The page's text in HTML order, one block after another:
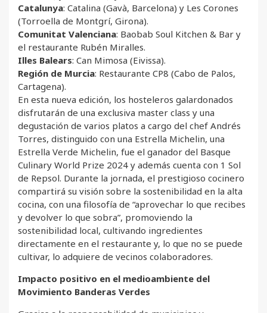
Catalunya: Catalina (Gavà, Barcelona) y Les Corones
(Torroella de Montgrí, Girona).
Comunitat Valenciana: Baobab Soul Kitchen & Bar y
el restaurante Rubén Miralles.
Illes Balears: Can Mimosa (Eivissa).
Región de Murcia: Restaurante CP8 (Cabo de Palos,
Cartagena).
En esta nueva edición, los hosteleros galardonados
disfrutarán de una exclusiva master class y una
degustación de varios platos a cargo del chef Andrés
Torres, distinguido con una Estrella Michelin, una
Estrella Verde Michelin, fue el ganador del Basque
Culinary World Prize 2024 y además cuenta con 1 Sol
de Repsol. Durante la jornada, el prestigioso cocinero
compartirá su visión sobre la sostenibilidad en la alta
cocina, con una filosofía de “aprovechar lo que recibes
y devolver lo que sobra”, promoviendo la
sostenibilidad local, cultivando ingredientes
directamente en el restaurante y, lo que no se puede
cultivar, lo adquiere de vecinos colaboradores.
Impacto positivo en el medioambiente del
Movimiento Banderas Verdes